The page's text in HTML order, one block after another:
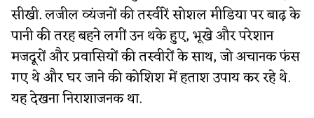
सीखी. लजील व्यंजनों की तस्वीरें सोशल मीडिया पर बाढ़ के
पानी की तरह बहने लगीं उन थके हुए, भूखे और परेशान
मजदूरों और प्रवासियों की तस्वीरों के साथ, जो अचानक फंस
गए थे और घर जाने की कोशिश में हताश उपाय कर रहे थे.
यह देखना निराशाजनक था.